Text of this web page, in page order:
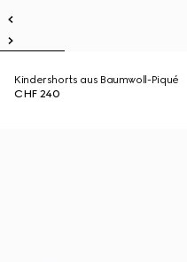
Kindershorts aus Baumwoll-Piqué
CHF 240